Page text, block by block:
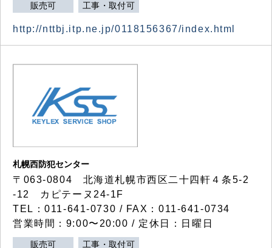
販売可 工事・取付可
http://nttbj.itp.ne.jp/0118156367/index.html
札幌西防犯センター
〒063-0804 北海道札幌市西区二十四軒４条5-2
-12 カピテーヌ24-1F
TEL：011-641-0730 / FAX：011-641-0734
営業時間：9:00〜20:00 / 定休日：日曜日
販売可 工事・取付可